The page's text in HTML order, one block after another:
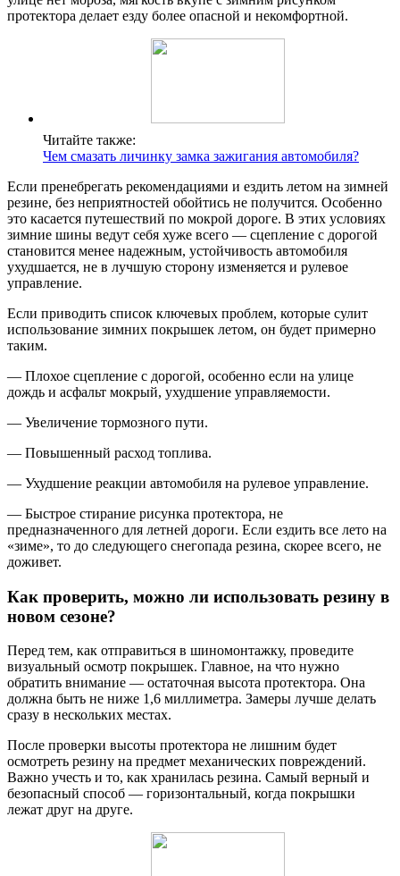
протектора делает езду более опасной и некомфортной.
Читайте также:
Чем смазать личинку замка зажигания автомобиля?
Если пренебрегать рекомендациями и ездить летом на зимней
резине, без неприятностей обойтись не получится. Особенно
это касается путешествий по мокрой дороге. В этих условиях
зимние шины ведут себя хуже всего — сцепление с дорогой
становится менее надежным, устойчивость автомобиля
ухудшается, не в лучшую сторону изменяется и рулевое
управление.
Если приводить список ключевых проблем, которые сулит
использование зимних покрышек летом, он будет примерно
таким.
— Плохое сцепление с дорогой, особенно если на улице
дождь и асфальт мокрый, ухудшение управляемости.
— Увеличение тормозного пути.
— Повышенный расход топлива.
— Ухудшение реакции автомобиля на рулевое управление.
— Быстрое стирание рисунка протектора, не
предназначенного для летней дороги. Если ездить все лето на
«зиме», то до следующего снегопада резина, скорее всего, не
доживет.
Как проверить, можно ли использовать резину в
новом сезоне?
Перед тем, как отправиться в шиномонтажку, проведите
визуальный осмотр покрышек. Главное, на что нужно
обратить внимание — остаточная высота протектора. Она
должна быть не ниже 1,6 миллиметра. Замеры лучше делать
сразу в нескольких местах.
После проверки высоты протектора не лишним будет
осмотреть резину на предмет механических повреждений.
Важно учесть и то, как хранилась резина. Самый верный и
безопасный способ — горизонтальный, когда покрышки
лежат друг на друге.